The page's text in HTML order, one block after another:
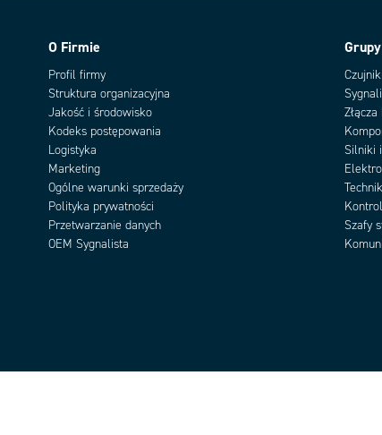
O Firmie
Profil firmy
Struktura organizacyjna
Jakość i środowisko
Kodeks postępowania
Logistyka
Marketing
Ogólne warunki sprzedaży
Polityka prywatności
Przetwarzanie danych
OEM Sygnalista
Silniki
Szafy